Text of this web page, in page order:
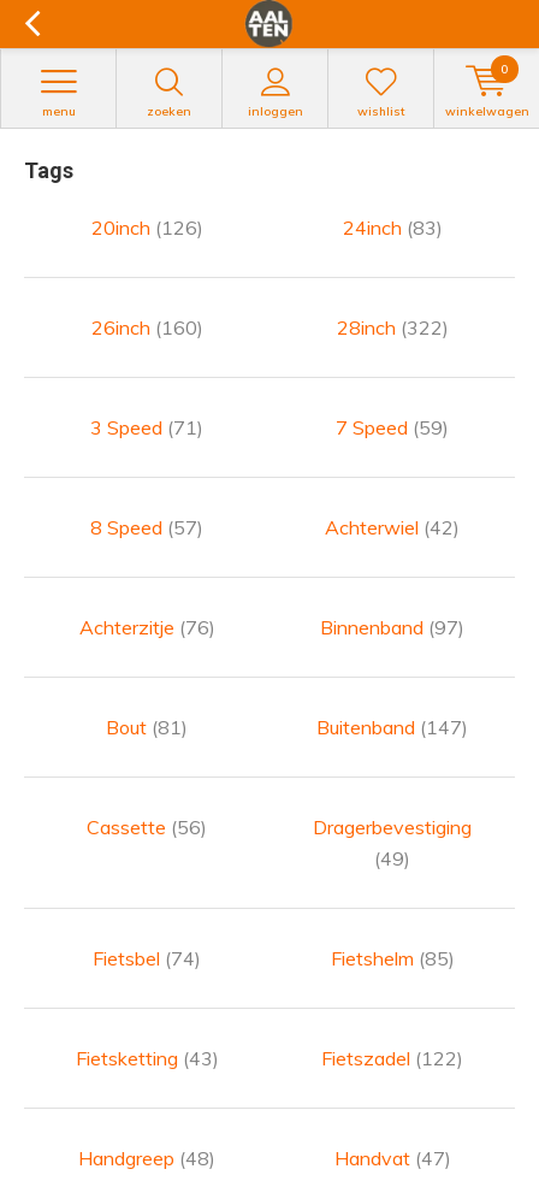
zoeken inloggen
menu wishlist winkelwagen
0
Tags
20inch (126) 24inch (83)
26inch (160) 28inch (322)
3 Speed (71) 7 Speed (59)
8 Speed (57) Achterwiel (42)
Achterzitje (76) Binnenband (97)
Bout (81) Buitenband (147)
Cassette (56)
Dragerbevestiging
(49)
Fietsbel (74) Fietshelm (85)
Fietsketting (43) Fietszadel (122)
Handgreep (48) Handvat (47)